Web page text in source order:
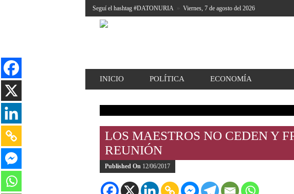
Seguí el hashtag #DATONURIA » Viernes, 7 de agosto del 2026
INICIO POLÍTICA ECONOMÍA
LOS MAESTROS NO CEDEN Y
REUNIÓN
Published On 12/06/2017